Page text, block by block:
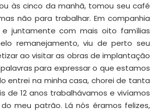
às cinco da manhã, tomou seu café
não para trabalhar. Em companhia
juntamente com mais oito famílias
remanejamento, viu de perto seu
ao visitar as obras de implantação
palavras para expressar o que estamos
entrei na minha casa, chorei de tanta
de 12 anos trabalhávamos e vivíamos
meu patrão. Lá nós éramos felizes,